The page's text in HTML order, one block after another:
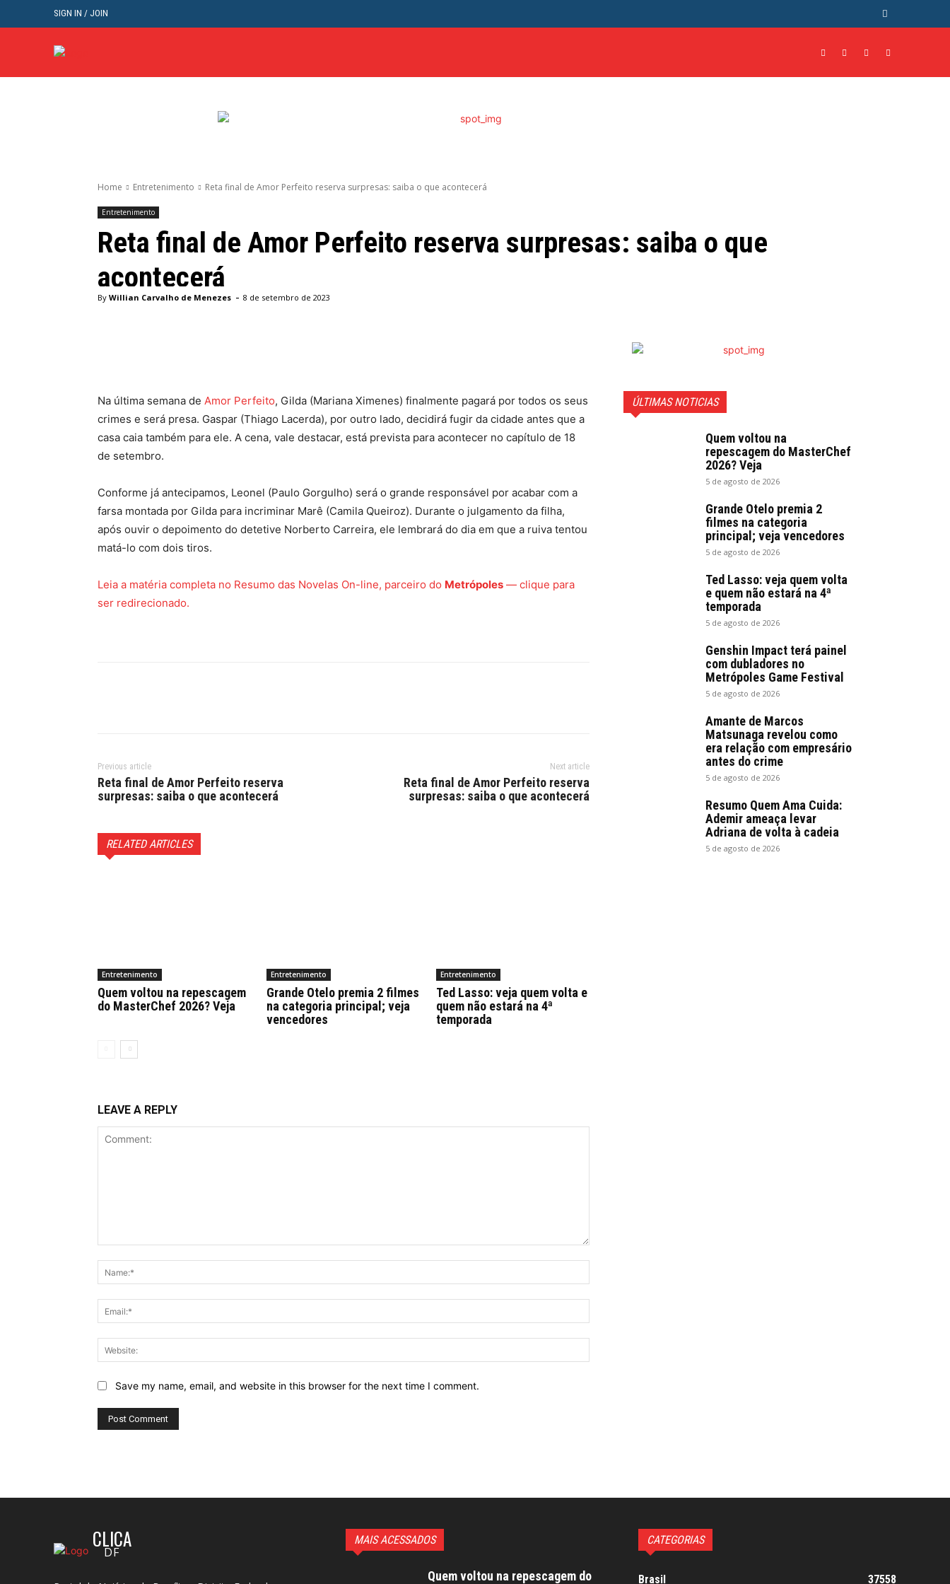
SIGN IN / JOIN
Home Entretenimento Reta final de Amor Perfeito reserva surpresas: saiba o que acontecerá
Entretenimento
Reta final de Amor Perfeito reserva surpresas: saiba o que
acontecerá
By Willian Carvalho de Menezes - 8 de setembro de 2023
Na última semana de Amor Perfeito, Gilda (Mariana Ximenes) finalmente pagará por todos os seus
crimes e será presa. Gaspar (Thiago Lacerda), por outro lado, decidirá fugir da cidade antes que a
casa caia também para ele. A cena, vale destacar, está prevista para acontecer no capítulo de 18
de setembro.
Conforme já antecipamos, Leonel (Paulo Gorgulho) será o grande responsável por acabar com a
farsa montada por Gilda para incriminar Marê (Camila Queiroz). Durante o julgamento da filha,
após ouvir o depoimento do detetive Norberto Carreira, ele lembrará do dia em que a ruiva tentou
matá-lo com dois tiros.
Leia a matéria completa no Resumo das Novelas On-line, parceiro do Metrópoles — clique para
ser redirecionado.
Previous article
Reta final de Amor Perfeito reserva
surpresas: saiba o que acontecerá
Next article
Reta final de Amor Perfeito reserva
surpresas: saiba o que acontecerá
RELATED ARTICLES
Entretenimento
Quem voltou na repescagem
do MasterChef 2026? Veja
Entretenimento
Grande Otelo premia 2 filmes
na categoria principal; veja
vencedores
Entretenimento
Ted Lasso: veja quem volta e
quem não estará na 4ª
temporada
LEAVE A REPLY
Save my name, email, and website in this browser for the next time I comment.
ÚLTIMAS NOTICIAS
Quem voltou na
repescagem do MasterChef
2026? Veja
5 de agosto de 2026
Grande Otelo premia 2
filmes na categoria
principal; veja vencedores
5 de agosto de 2026
Ted Lasso: veja quem volta
e quem não estará na 4ª
temporada
5 de agosto de 2026
Genshin Impact terá painel
com dubladores no
Metrópoles Game Festival
5 de agosto de 2026
Amante de Marcos
Matsunaga revelou como
era relação com empresário
antes do crime
5 de agosto de 2026
Resumo Quem Ama Cuida:
Ademir ameaça levar
Adriana de volta à cadeia
5 de agosto de 2026
CLICA
DF
MAIS ACESSADOS
Quem voltou na repescagem do
CATEGORIAS
Brasil 37558